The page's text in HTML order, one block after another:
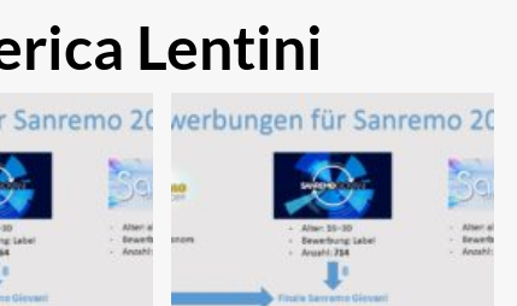
Lentini